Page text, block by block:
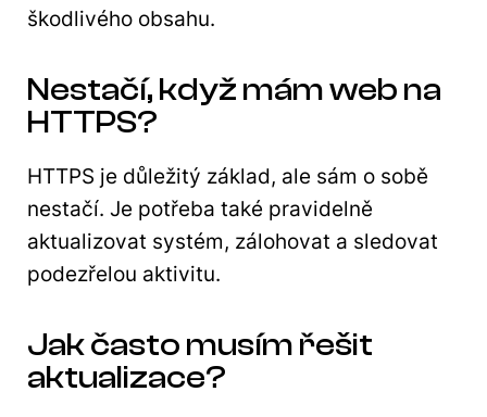
škodlivého obsahu.
Nestačí, když mám web na
HTTPS?
HTTPS je důležitý základ, ale sám o sobě
nestačí. Je potřeba také pravidelně
aktualizovat systém, zálohovat a sledovat
podezřelou aktivitu.
Jak často musím řešit
aktualizace?